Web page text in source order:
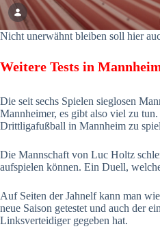
Nicht unerwähnt bleiben soll hier
Weitere Tests in
Die seit sechs Spielen sieglosen
Mannheimer, es gibt also viel zu
Drittligafußball in Mannheim zu
Die Mannschaft von Luc Holtz
aufspielen können. Ein Duell,
Auf Seiten der Jahnelf kann man
neue Saison getestet und auch der
Linksverteidiger gegeben hat.